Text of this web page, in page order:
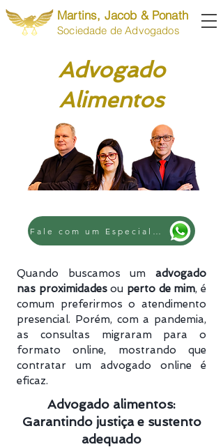
Martins, Jacob & Ponath
Sociedade de Advogados
Advogado
Alimentos
Quando buscamos um advogado
nas proximidadesou perto de mim, é
comum preferirmos o atendimento
presencial. Porém, com a pandemia,
as consultas migraram para o
formato online, mostrando que
contratar um advogado online é
eficaz.
Advogado alimentos:
Garantindo justiça e sustento
adequado